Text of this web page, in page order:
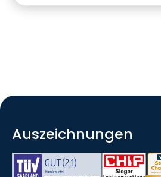
Auszeichnungen